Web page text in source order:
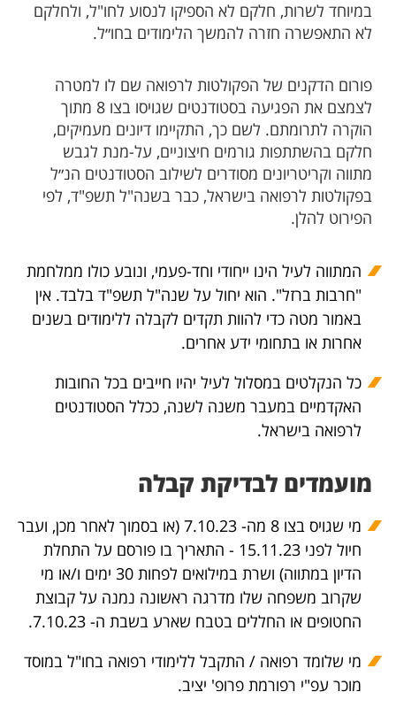
במיוחד לשרות, חלקם לא הספיקו לנסוע לחו"ל, ולחלקם
לא התאפשרה חזרה להמשך הלימודים בחו״ל.
פורום הדקנים של הפקולטות לרפואה שם לו למטרה
לצמצם את הפגיעה בסטודנטים שגויסו בצו 8 מתוך
הוקרה לתרומתם. לשם כך, התקיימו דיונים מעמיקים,
חלקם בהשתתפות גורמים חיצוניים, על-מנת לגבש
מתווה וקריטריונים מסודרים לשילוב הסטודנטים הנ״ל
בפקולטות לרפואה בישראל, כבר בשנה"ל תשפ"ד, לפי
הפירוט להלן.
המתווה לעיל הינו ייחודי וחד-פעמי, ונובע כולו ממלחמת
"חרבות ברזל". הוא יחול על שנה"ל תשפ"ד בלבד. אין
באמור מטה כדי להוות תקדים לקבלה ללימודים בשנים
אחרות או בתחומי ידע אחרים.
כל הנקלטים במסלול לעיל יהיו חייבים בכל החובות
האקדמיים במעבר משנה לשנה, ככלל הסטודנטים
לרפואה בישראל.
מועמדים לבדיקת קבלה
מי שגויס בצו 8 מה- 7.10.23 (או בסמוך לאחר מכן, ועבר
חיול לפני 15.11.23 - התאריך בו פורסם על התחלת
הדיון במתווה) ושרת במילואים לפחות 30 ימים ו/או מי
שקרוב משפחה שלו מדרגה ראשונה נמנה על קבוצת
החטופים או החללים בטבח שארע בשבת ה- 7.10.23.
מי שלומד רפואה / התקבל ללימודי רפואה בחו"ל במוסד
מוכר עפ"י רפורמת פרופ' יציב.